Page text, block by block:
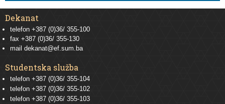
Dekanat
telefon +387 (0)36/ 355-100
fax +387 (0)36/ 355-130
mail dekanat@ef.sum.ba
Studentska služba
telefon +387 (0)36/ 355-104
telefon +387 (0)36/ 355-102
telefon +387 (0)36/ 355-103